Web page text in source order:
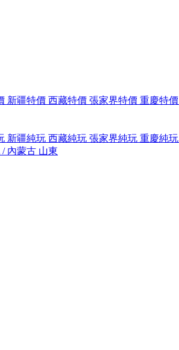
新疆特價 西藏特價 張家界特價 重慶特價
新疆純玩 西藏純玩 張家界純玩 重慶純玩
/ 內蒙古 山東